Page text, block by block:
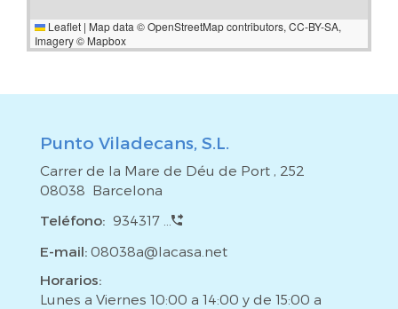
Leaflet | Map data ©OpenStreetMapcontributors, CC-BY-SA,
Imagery © Mapbox
Punto Viladecans, S.L.
Carrer de la Mare de Déu de Port , 252
08038 Barcelona
Teléfono: 934317 ...
E-mail: 08038a@lacasa.net
Horarios:
Lunes a Viernes 10:00 a 14:00 y de 15:00 a